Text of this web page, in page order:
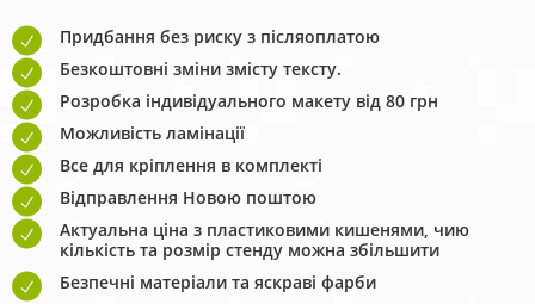
Придбання без риску з післяоплатою
Безкоштовні зміни змісту тексту.
Розробка індивідуального макету від 80 грн
Можливість ламінації
Все для кріплення в комплекті
Відправлення Новою поштою
Актуальна ціна з пластиковими кишенями, чию
кількість та розмір стенду можна збільшити
Безпечні матеріали та яскраві фарби